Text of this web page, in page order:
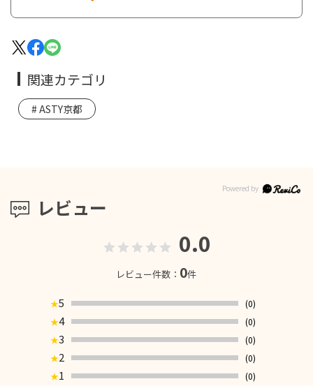
レビュー
0.0
レビュー件数： 0件
★5
(0)
★4
(0)
★3
(0)
★2
(0)
★1 (0)
関連カテゴリ
ASTY京都